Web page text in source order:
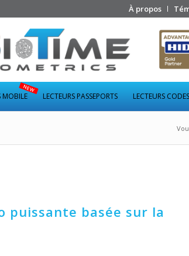
À propos
MOBILE LECTEURS PASSEPORTS LECTEURS
puissante basée sur la